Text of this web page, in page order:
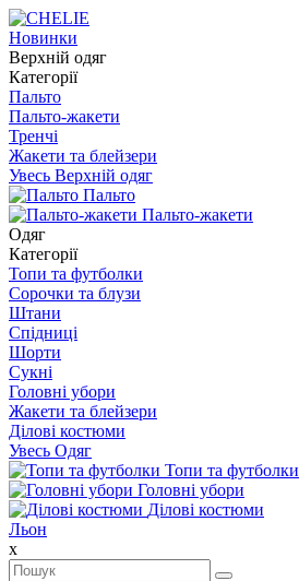
Новинки
Верхній одяг
Категорії
Пальто
Пальто-жакети
Тренчі
Жакети та блейзери
Увесь Верхній одяг
Пальто
Пальто-жакети
Одяг
Категорії
Топи та футболки
Сорочки та блузи
Штани
Спідниці
Шорти
Сукні
Головні убори
Жакети та блейзери
Ділові костюми
Увесь Одяг
Топи та футболки
Головні убори
Ділові костюми
Льон
x